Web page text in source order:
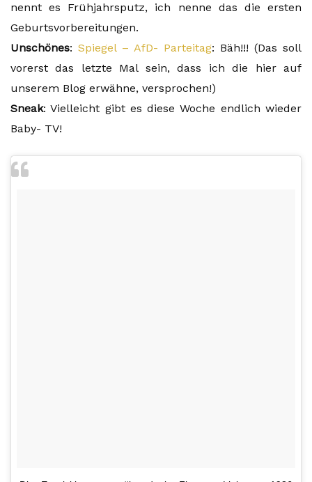
nennt es Frühjahrsputz, ich nenne das die ersten
Geburtsvorbereitungen.
Unschönes: Spiegel – AfD- Parteitag: Bäh!!! (Das soll
vorerst das letzte Mal sein, dass ich die hier auf
unserem Blog erwähne, versprochen!)
Sneak: Vielleicht gibt es diese Woche endlich wieder
Baby- TV!